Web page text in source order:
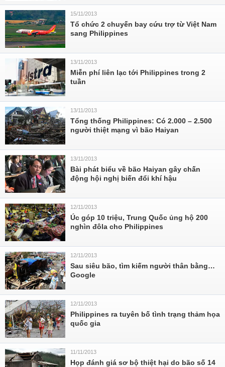
15/11/2013
Tổ chức 2 chuyến bay cứu trợ từ Việt Nam
sang Philippines
13/11/2013
Miễn phí liên lạc tới Philippines trong 2
tuần
13/11/2013
Tổng thống Philippines: Có 2.000 – 2.500
người thiệt mạng vì bão Haiyan
13/11/2013
Bài phát biểu về bão Haiyan gây chấn
động hội nghị biến đổi khí hậu
12/11/2013
Úc góp 10 triệu, Trung Quốc ủng hộ 200
nghìn đôla cho Philippines
12/11/2013
Sau siêu bão, tìm kiếm người thân bằng…
Google
12/11/2013
Philippines ra tuyên bố tình trạng thảm họa
quốc gia
11/11/2013
Họp đánh giá sơ bộ thiệt hại do bão số 14